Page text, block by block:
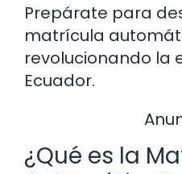
Prepárate para
matrícula
revolucionando la
Ecuador.
¿Qué es la